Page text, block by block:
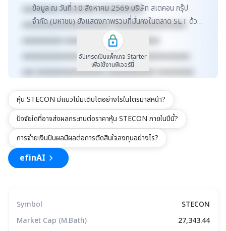
xxxxxxxxx xxxxxxxxx xxxxxxxxxxx
xxxxxxxxxxxxxxxxxxxxxx xxxxxxxxxxxxxxxxxx
xxxxxxxxxx xxxxxxxxxxxxx xxxxxxxxxx
xxxxxxxxxxxxxxxxxxxxxxxxxx xxxxxxxxxxxxxxx
xxx xxxxxxxxxxxxxxxxx xxxxxxxxxxxx xxxxxxxxx
xxxxxxxxxxx xxxxxxxx xxxxxxxxxxxxxxxxxxxxxxx
xxxxxxxxxxxxxxxxxxx xxxxx
xxxxxxxxxxxxxxxxxxxxxxxxxxxxxx
ข้อมูล ณ วันที่ 10 สิงหาคม 2569 บริษัท สเตคอน กรุ๊ป
จำกัด (มหาชน) ยังแสดงภาพรวมที่มั่นคงในตลาด SET ด้วย
มูลค่าตลาดประมาณ 27,343 ล้านบาท จากธุรกิจรับเหม...
อัปเกรดเป็นแพ็คเกจ Starter
เพื่อใช้งานฟีเจอร์นี้
หุ้น STECON มีแนวโน้มเติบโตอย่างไรในไตรมาสหน้า?
ปัจจัยใดที่อาจส่งผลกระทบต่อราคาหุ้น STECON ภายในปีนี้?
การจ่ายเงินปันผลมีผลต่อการตัดสินใจลงทุนอย่างไร?
efinAI
Symbol
STECON
Market Cap (M.Bath)
27,343.44